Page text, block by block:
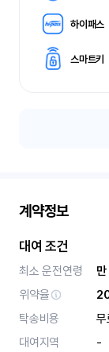
하이패스
스마트키
계약정보
대여 조건
최소 운전연령
위약율
탁송비용
무
대여지역
-